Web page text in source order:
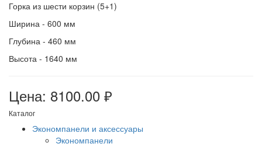
Горка из шести корзин (5+1)
Ширина - 600 мм
Глубина - 460 мм
Высота - 1640 мм
Цена: 8100.00 ₽
Каталог
Экономпанели и аксессуары
Экономпанели